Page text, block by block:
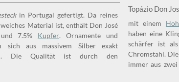
in Portugal gefertigt. Da reines
Material ist, enthält Don José
und 7.5% Kupfer. Ornamente und
sich aus massivem Silber exakt
Die Qualität ist durch den
mit einem
haben eine
schärfer ist
Chromstahl.
immer aus zwei